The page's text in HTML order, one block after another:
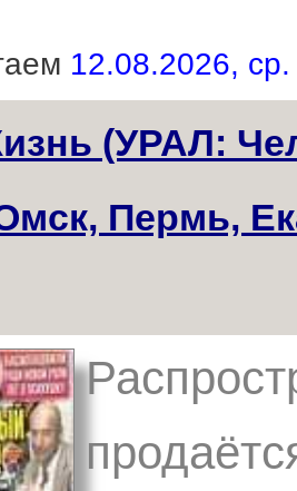
12.08.2026, ср.
(УРАЛ:
Пермь,